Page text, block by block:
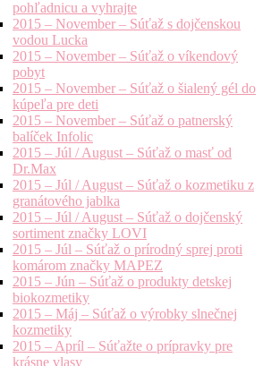
pohľadnicu a vyhrajte
2015 – November – Súťaž s dojčenskou
vodou Lucka
2015 – November – Súťaž o víkendový
pobyt
2015 – November – Súťaž o šialený gél do
kúpeľa pre deti
2015 – November – Súťaž o patnerský
balíček Infolic
2015 – Júl / August – Súťaž o masť od
Dr.Max
2015 – Júl / August – Súťaž o kozmetiku z
granátového jablka
2015 – Júl / August – Súťaž o dojčenský
sortiment značky LOVI
2015 – Júl – Súťaž o prírodný sprej proti
komárom značky MAPEZ
2015 – Jún – Súťaž o produkty detskej
biokozmetiky
2015 – Máj – Súťaž o výrobky slnečnej
kozmetiky
2015 – Apríl – Súťažte o prípravky pre
krásne vlasy